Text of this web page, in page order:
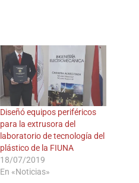
Diseñó equipos periféricos
para la extrusora del
laboratorio de tecnología del
plástico de la FIUNA
18/07/2019
En «Noticias»